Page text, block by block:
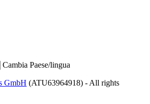
Cambia Paese/lingua
GmbH (ATU63964918) - All rights